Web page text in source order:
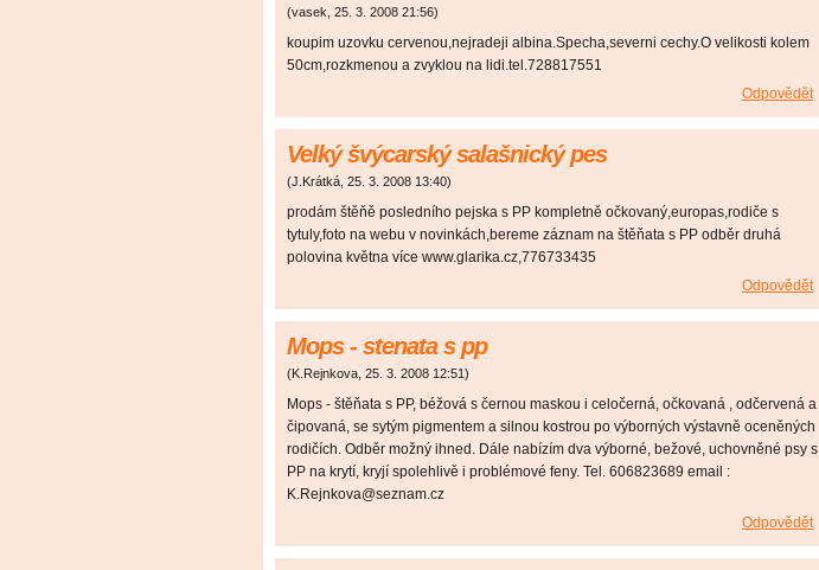
(vasek 25. 3. 2008 21:56)
koupim uzovku cervenou,nejradeji albina.Specha,severni cechy.O velikosti kolem
50cm,rozkmenou a zvyklou na lidi.tel.728817551
Odpovědět
Velký švýcarský salašnický pes
(J.Krátká 25. 3. 2008 13:40)
prodám štěňě posledního pejska s PP kompletně očkovaný,europas,rodiče s
tytuly,foto na webu v novinkách,bereme záznam na štěňata s PP odběr druhá
polovina května více www.glarika.cz,776733435
Odpovědět
Mops - stenata s pp
(K.Rejnkova 25. 3. 2008 12:51)
Mops - štěňata s PP, béžová s černou maskou i celočerná, očkovaná , odčervená a
čipovaná, se sytým pigmentem a silnou kostrou po výborných výstavně oceněných
rodičích. Odběr možný ihned. Dále nabízím dva výborné, bežové, uchovněné psy s
PP na krytí, kryjí spolehlivě i problémové feny. Tel. 606823689 email :
K.Rejnkova@seznam.cz
Odpovědět